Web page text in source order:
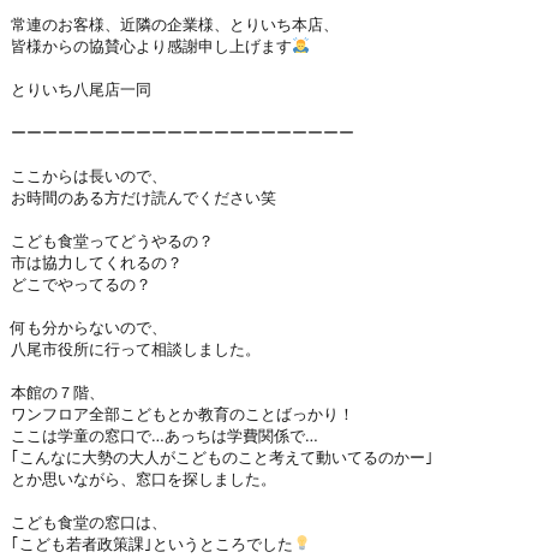
常連のお客様、近隣の企業様、とりいち本店、
皆様からの協賛心より感謝申し上げます
とりいち八尾店一同
ーーーーーーーーーーーーーーーーーーーーーー
ここからは長いので、
お時間のある方だけ読んでください笑
こども食堂ってどうやるの？
市は協力してくれるの？
どこでやってるの？
何も分からないので、
八尾市役所に行って相談しました。
本館の７階、
ワンフロア全部こどもとか教育のことばっかり！
ここは学童の窓口で…あっちは学費関係で…
｢こんなに大勢の大人がこどものこと考えて動いてるのかー｣
とか思いながら、窓口を探しました。
こども食堂の窓口は、
｢こども若者政策課｣というところでした